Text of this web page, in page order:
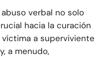
verbal no solo
hacia la curación
a superviviente
a menudo,